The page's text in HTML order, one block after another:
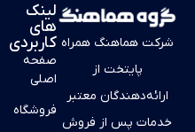
لینک
های
کاربردی
صفحه
اصلی
فروشگاه
شرکت هماهنگ همراه
پایتخت از
ارائه‌دهندگان معتبر
خدمات پس از فروش